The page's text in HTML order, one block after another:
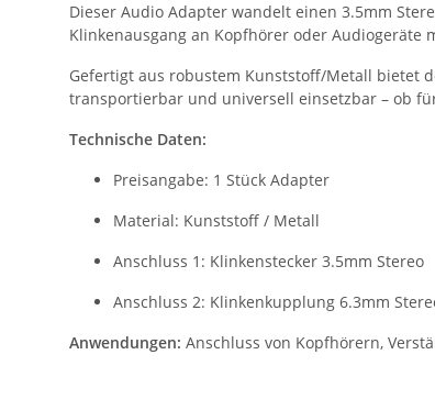
Dieser Audio Adapter wandelt einen 3.5mm
Klinkenausgang an Kopfhörer oder Audiogeräte
Gefertigt aus robustem Kunststoff/Metall bietet
transportierbar und universell einsetzbar – ob
Technische Daten:
Preisangabe: 1 Stück Adapter
Material: Kunststoff / Metall
Anschluss 1: Klinkenstecker 3.5mm Stereo
Anschluss 2: Klinkenkupplung 6.3mm
Anwendungen: Anschluss von Kopfhörern,